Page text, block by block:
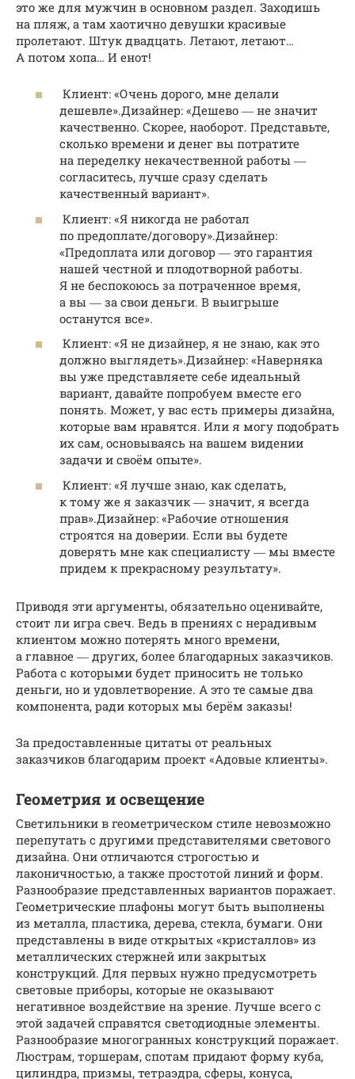
это же для мужчин в основном раздел. Заходишь
на пляж, а там хаотично девушки красивые
пролетают. Штук двадцать. Летают, летают…
А потом хопа… И енот!
Клиент: «Очень дорого, мне делали
дешевле».Дизайнер: «Дешево ― не значит
качественно. Скорее, наоборот. Представьте,
сколько времени и денег вы потратите
на переделку некачественной работы ―
согласитесь, лучше сразу сделать
качественный вариант».
Клиент: «Я никогда не работал
по предоплате/договору».Дизайнер:
«Предоплата или договор ― это гарантия
нашей честной и плодотворной работы.
Я не беспокоюсь за потраченное время,
а вы ― за свои деньги. В выигрыше
останутся все».
Клиент: «Я не дизайнер, я не знаю, как это
должно выглядеть».Дизайнер: «Наверняка
вы уже представляете себе идеальный
вариант, давайте попробуем вместе его
понять. Может, у вас есть примеры дизайна,
которые вам нравятся. Или я могу подобрать
их сам, основываясь на вашем видении
задачи и своём опыте».
Клиент: «Я лучше знаю, как сделать,
к тому же я заказчик ― значит, я всегда
прав».Дизайнер: «Рабочие отношения
строятся на доверии. Если вы будете
доверять мне как специалисту ― мы вместе
придем к прекрасному результату».
Приводя эти аргументы, обязательно оценивайте,
стоит ли игра свеч. Ведь в прениях с нерадивым
клиентом можно потерять много времени,
а главное ― других, более благодарных заказчиков.
Работа с которыми будет приносить не только
деньги, но и удовлетворение. А это те самые два
компонента, ради которых мы берём заказы!
За предоставленные цитаты от реальных
заказчиков благодарим проект «Адовые клиенты».
Геометрия и освещение
Светильники в геометрическом стиле невозможно
перепутать с другими представителями светового
дизайна. Они отличаются строгостью и
лаконичностью, а также простотой линий и форм.
Разнообразие представленных вариантов поражает.
Геометрические плафоны могут быть выполнены
из металла, пластика, дерева, стекла, бумаги. Они
представлены в виде открытых «кристаллов» из
металлических стержней или закрытых
конструкций. Для первых нужно предусмотреть
световые приборы, которые не оказывают
негативное воздействие на зрение. Лучше всего с
этой задачей справятся светодиодные элементы.
Разнообразие многогранных конструкций поражает.
Люстрам, торшерам, спотам придают форму куба,
цилиндра, призмы, тетраэдра, сферы, конуса,